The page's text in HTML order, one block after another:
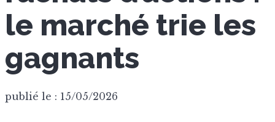
le marché trie les
gagnants
publié le : 15/05/2026